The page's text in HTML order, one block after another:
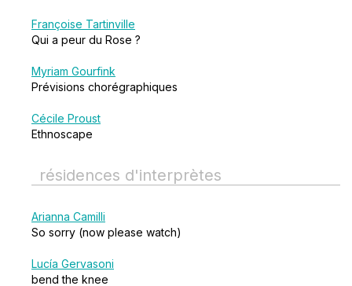
Françoise Tartinville
Qui a peur du Rose ?
Myriam Gourfink
Prévisions chorégraphiques
Cécile Proust
Ethnoscape
résidences d'interprètes
Arianna Camilli
So sorry (now please watch)
Lucía Gervasoni
bend the knee